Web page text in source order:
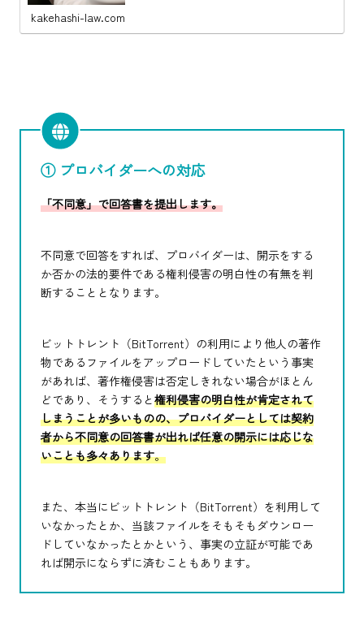
kakehashi-law.com
① プロバイダーへの対応
「不同意」で回答書を提出します。
不同意で回答をすれば、プロバイダーは、開示をする
か否かの法的要件である権利侵害の明白性の有無を判
断することとなります。
ビットトレント（BitTorrent）の利用により他人の著作
物であるファイルをアップロードしていたという事実
があれば、著作権侵害は否定しきれない場合がほとん
どであり、そうすると権利侵害の明白性が肯定されて
しまうことが多いものの、プロバイダーとしては契約
者から不同意の回答書が出れば任意の開示には応じな
いことも多々あります。
また、本当にビットトレント（BitTorrent）を利用して
いなかったとか、当該ファイルをそもそもダウンロー
ドしていなかったとかという、事実の立証が可能であ
れば開示にならずに済むこともあります。